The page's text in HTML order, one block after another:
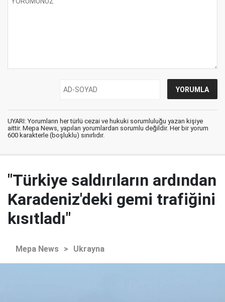
UYARI: Yorumların her türlü cezai ve hukuki sorumluluğu yazan kişiye
aittir. Mepa News, yapılan yorumlardan sorumlu değildir. Her bir yorum
600 karakterle (boşluklu) sınırlıdır.
"Türkiye saldırıların ardından
Karadeniz'deki gemi trafiğini
kısıtladı"
Mepa News > Ukrayna